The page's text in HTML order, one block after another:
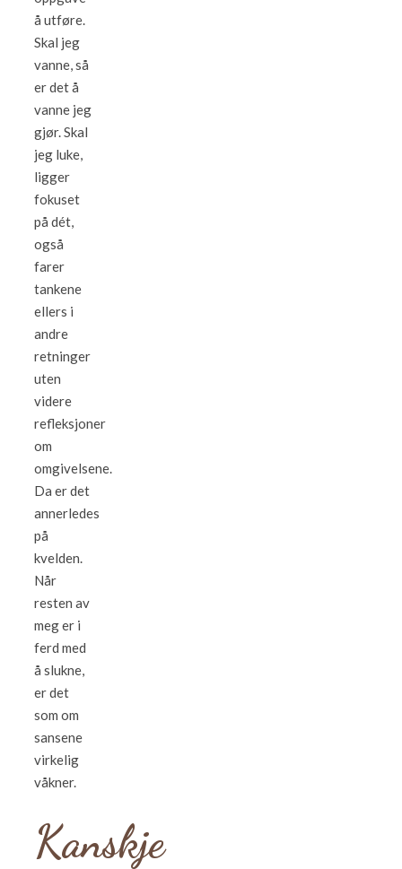
å utføre.
Skal jeg
vanne, så
er det å
vanne jeg
gjør. Skal
jeg luke,
ligger
fokuset
på dét,
også
farer
tankene
ellers i
andre
retninger
uten
videre
refleksjoner
om
omgivelsene.
Da er det
annerledes
på
kvelden.
Når
resten av
meg er i
ferd med
å slukne,
er det
som om
sansene
virkelig
våkner.
Kanskje